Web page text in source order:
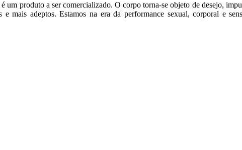
produto a ser comercializado. O corpo torna-se objeto de desejo,
mais adeptos. Estamos na era da performance sexual, corporal e